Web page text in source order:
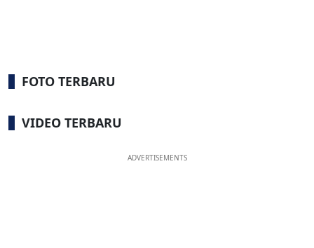
FOTO TERBARU
VIDEO TERBARU
ADVERTISEMENTS